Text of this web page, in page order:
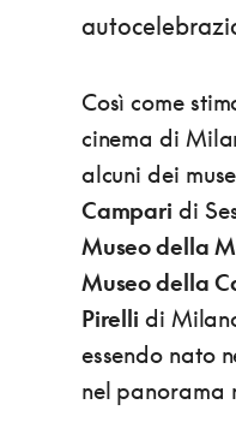
Così come
cinema di
alcuni dei
Campari di
Museo della
Museo della
Pirelli di
essendo nato
nel panorama